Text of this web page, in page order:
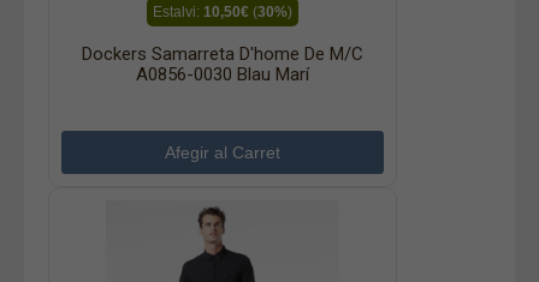
Estalvi: 10,50€ (30%)
Dockers Samarreta D'home De M/c
A0856-0030 Blau Marí